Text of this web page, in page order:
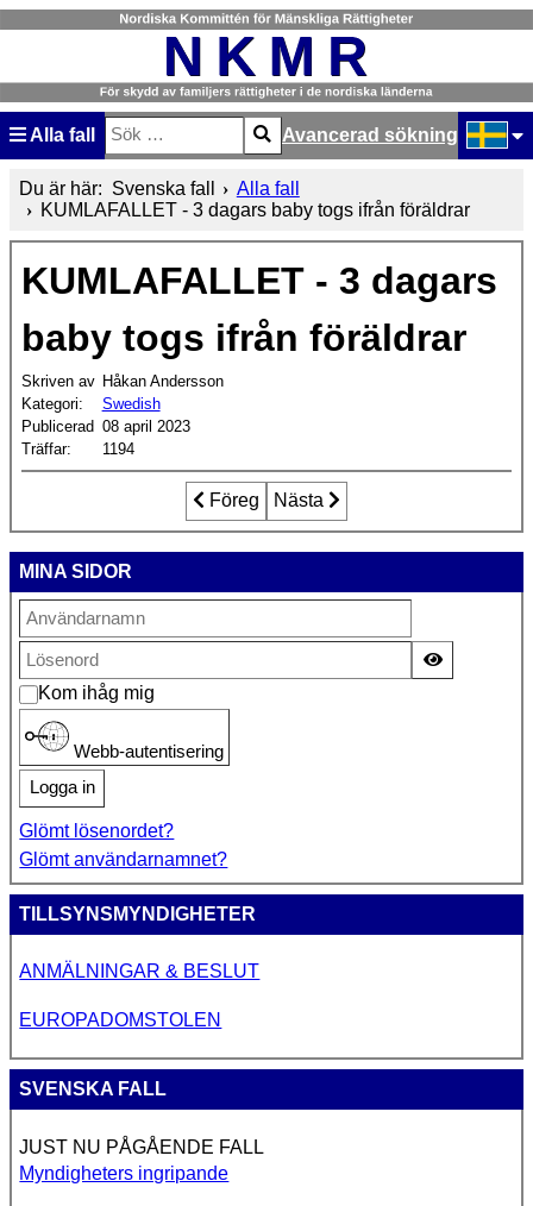
Alla fall
Sök
Type 2 or more characters for results.
Avancerad sökning
Du är här: Svenska fall
Alla fall
KUMLAFALLET - 3 dagars baby togs ifrån föräldrar
KUMLAFALLET - 3 dagars
baby togs ifrån föräldrar
Skriven av Håkan Andersson
Kategori:
Swedish
Publicerad 08 april 2023
Träffar:
1194
Föregående artikel:
Föreg Nästa artikel:
Nästa
MINA SIDOR
Kom ihåg mig
Webb-autentisering
Logga in
Glömt lösenordet?
Glömt användarnamnet?
TILLSYNSMYNDIGHETER
ANMÄLNINGAR & BESLUT
EUROPADOMSTOLEN
SVENSKA FALL
JUST NU PÅGÅENDE FALL
Myndigheters ingripande